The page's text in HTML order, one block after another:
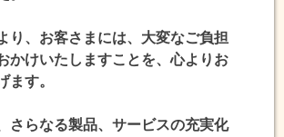
り、お客さまには、大変なご負担
かけいたしますことを、心よりお
ます。
さらなる製品、サービスの充実化